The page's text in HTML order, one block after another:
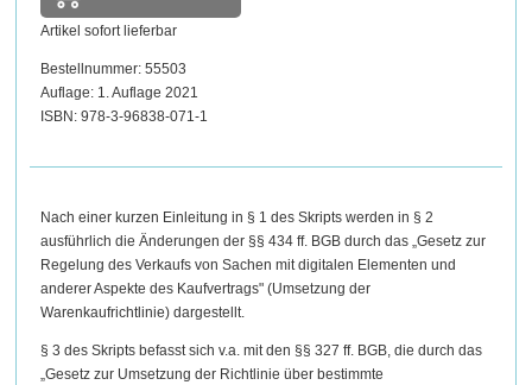
Artikel sofort lieferbar
Bestellnummer: 55503
Auflage: 1. Auflage 2021
ISBN: 978-3-96838-071-1
Nach einer kurzen Einleitung in § 1 des Skripts werden in § 2
ausführlich die Änderungen der §§ 434 ff. BGB durch das „Gesetz zur
Regelung des Verkaufs von Sachen mit digitalen Elementen und
anderer Aspekte des Kaufvertrags" (Umsetzung der
Warenkaufrichtlinie) dargestellt.
§ 3 des Skripts befasst sich v.a. mit den §§ 327 ff. BGB, die durch das
„Gesetz zur Umsetzung der Richtlinie über bestimmte